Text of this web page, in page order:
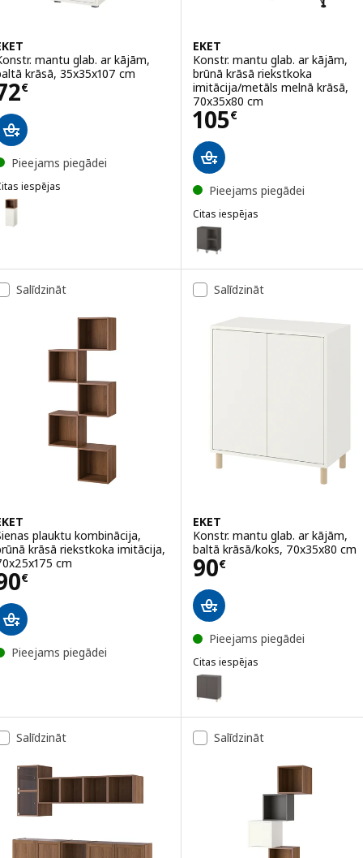
mantu glab. ar kājām,
krāsā, 35x35x107 cm
€ 72€
Pieejams piegādei
iespējas
EKET, Konstr. mantu glab. ar kājām, baltā krāsā/brūnā
EKET, Konstr. mantu glab. ar kājām, tumši pelēkā krāsā,
EKET, Konstr. mantu glab. ar kājām, baltā krāsā/balti
EKET
Konstr. mantu glab. ar kājām,
brūnā krāsā riekstkoka
imitācija/metāls melnā krāsā,
70x35x80 cm
105€
Cena 105€
Pieejams piegādei
Citas iespējas
EKET
Variants: EKET, Konstr. mantu
Salīdzināt
plauktu kombinācija,
krāsā riekstkoka imitācija,
cm
€ 90€
Pieejams piegādei
Salīdzināt
EKET
Konstr. mantu glab. ar kājām,
baltā krāsā/koks, 70x35x80 cm
90€
Cena 90€
Pieejams piegādei
Citas iespējas
EKET
Variants: EKET, Konstr. mantu
Salīdzināt Salīdzināt